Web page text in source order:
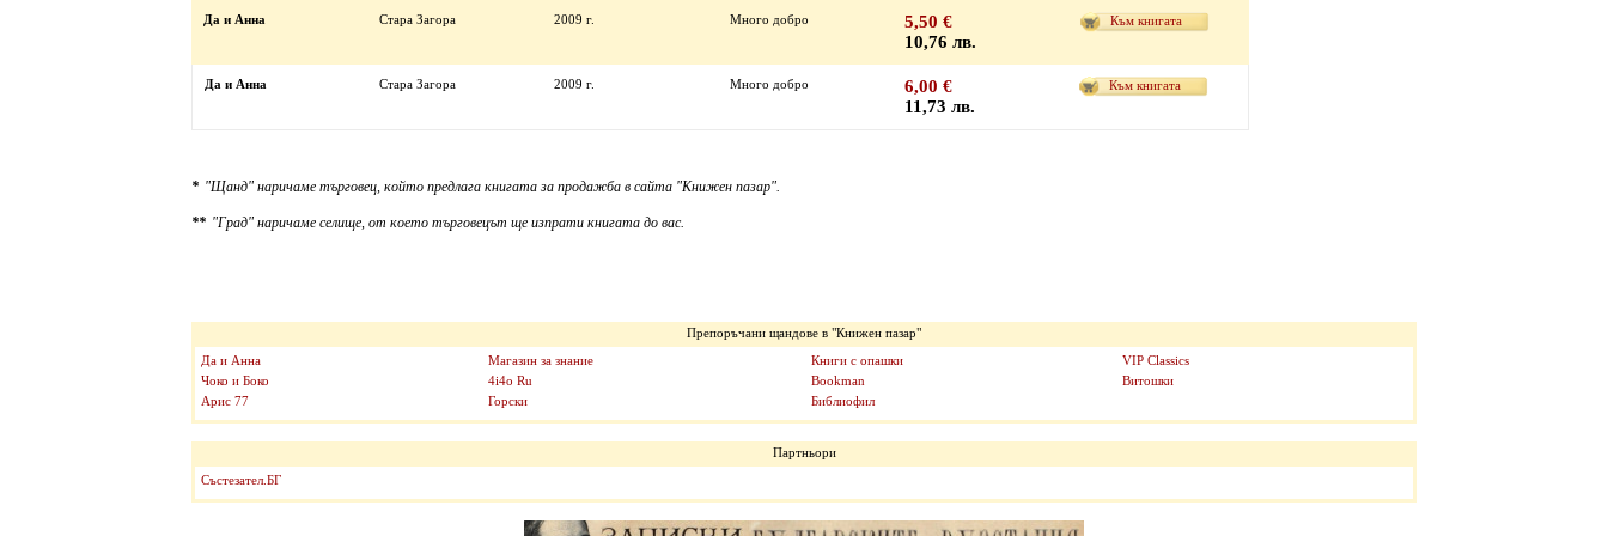
Да и Анна Стара Загора 2009 г. Много добро
5,50 €
10,76 лв.
Към книгата
Да и Анна Стара Загора 2009 г. Много добро
6,00 €
11,73 лв.
Към книгата
* "Щанд" наричаме търговец, който предлага книгата за продажба в сайта "Книжен пазар".
** "Град" наричаме селище, от което търговецът ще изпрати книгата до вас.
Препоръчани щандове в "Книжен пазар"
Да и Анна
Чоко и Боко
Арис 77
Магазин за знание
4i4o Ru
Горски
Книги с опашки
Bookman
Библиофил
VIP Classics
Витошки
Партньори
Състезател.БГ